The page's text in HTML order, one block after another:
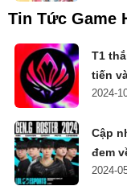
Tin Tức Game
T1
tiến
2024-
Cập
đem
2024-